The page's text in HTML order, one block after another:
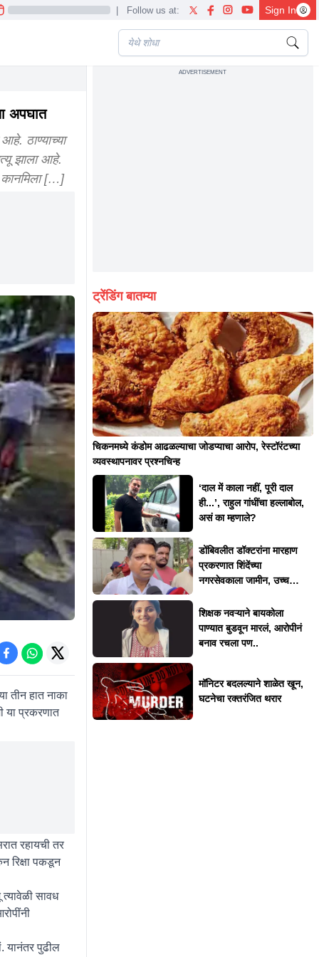
| Follow us at: Sign In
अपघात
ठाण्याच्या
झाला आहे.
[…]
तीन हात नाका
या प्रकरणात
रहायची तर
रिक्षा पकडून
सावध
यानंतर पुढील
ADVERTISEMENT
ट्रेंडिंग बातम्या
चिकनमध्ये कंडोम आढळल्याचा जोडप्याचा आरोप, रेस्टॉरंटच्या
व्यवस्थापनावर प्रश्नचिन्ह
‘दाल में काला नहीं, पूरी दाल
ही...’, राहुल गांधींचा हल्लाबोल,
असं का म्हणाले?
डोंबिवलीत डॉक्टरांना मारहाण
प्रकरणात शिंदेंच्या
नगरसेवकाला जामीन, उच्च
शिक्षक नवऱ्याने बायकोला
पाण्यात बुडवून मारलं, आरोपीनं
बनाव रचला पण..
मॉनिटर बदलल्याने शाळेत खून,
घटनेचा रक्तरंजित थरार